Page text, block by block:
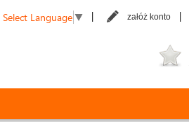
Select Language▼ | załóż konto |